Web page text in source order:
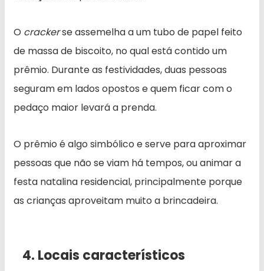
O crackerse assemelha a um tubo de papel feito
de massa de biscoito, no qual está contido um
prêmio. Durante as festividades, duas pessoas
seguram em lados opostos e quem ficar com o
pedaço maior levará a prenda.
O prêmio é algo simbólico e serve para aproximar
pessoas que não se viam há tempos, ou animar a
festa natalina residencial, principalmente porque
as crianças aproveitam muito a brincadeira.
4. Locais característicos